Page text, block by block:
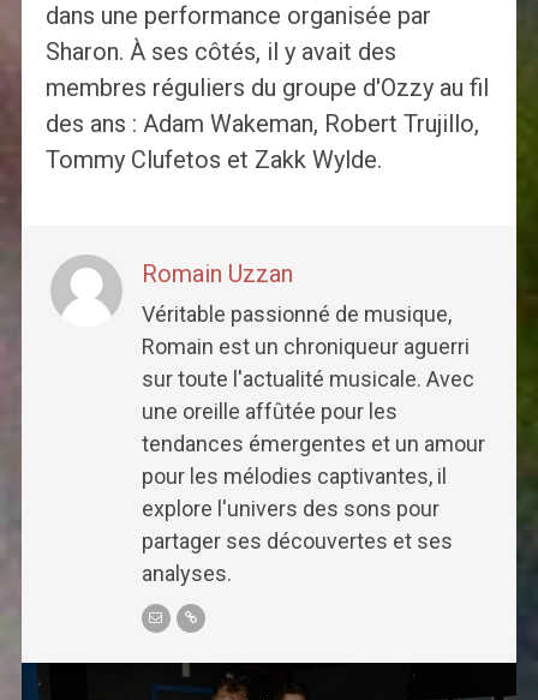
dans une performance organisée par
Sharon. À ses côtés, il y avait des
membres réguliers du groupe d'Ozzy au fil
des ans : Adam Wakeman, Robert Trujillo,
Tommy Clufetos et Zakk Wylde.
Romain Uzzan
Véritable passionné de musique,
Romain est un chroniqueur aguerri
sur toute l'actualité musicale. Avec
une oreille affûtée pour les
tendances émergentes et un amour
pour les mélodies captivantes, il
explore l'univers des sons pour
partager ses découvertes et ses
analyses.
Post